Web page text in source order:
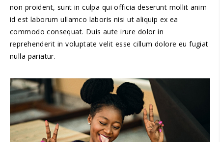
non proident, sunt in culpa qui officia deserunt mollit anim
id est laborum ullamco laboris nisi ut aliquip ex ea
commodo consequat. Duis aute irure dolor in
reprehenderit in voluptate velit esse cillum dolore eu fugiat
nulla pariatur.